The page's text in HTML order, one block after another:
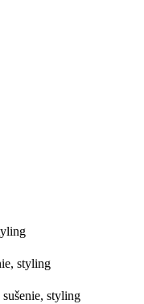
styling
styling